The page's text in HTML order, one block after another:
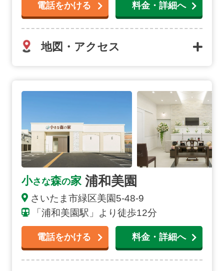
電話をかける 料金・詳細へ
地図・アクセス
小さな森の家 浦和美園
さいたま市緑区美園5-48-9
「浦和美園駅」より徒歩12分
電話をかける 料金・詳細へ